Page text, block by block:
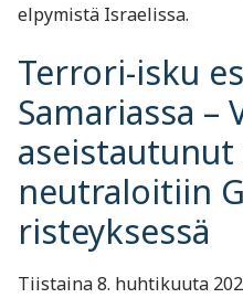
elpymistä Israelissa.
Terrori-isku
Samariassa –
aseistautunut
neutraloitiin
risteyksessä
Tiistaina 8. huhtikuuta